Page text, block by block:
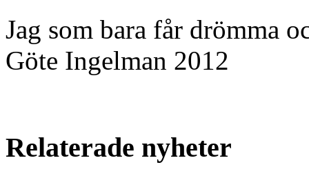
Jag som bara får drömma
Göte Ingelman 2012
Relaterade nyheter